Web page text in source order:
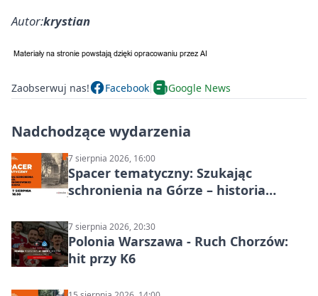
Autor:krystian
Zaobserwuj nas! Facebook Google News
Nadchodzące wydarzenia
7 sierpnia 2026, 16:00
Spacer tematyczny: Szukając
schronienia na Górze – historia
7 sierpnia 2026, 20:30
Polonia Warszawa - Ruch Chorzów:
hit przy K6